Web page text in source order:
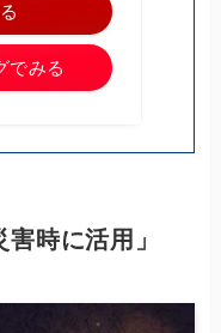
でみる
時に活用」